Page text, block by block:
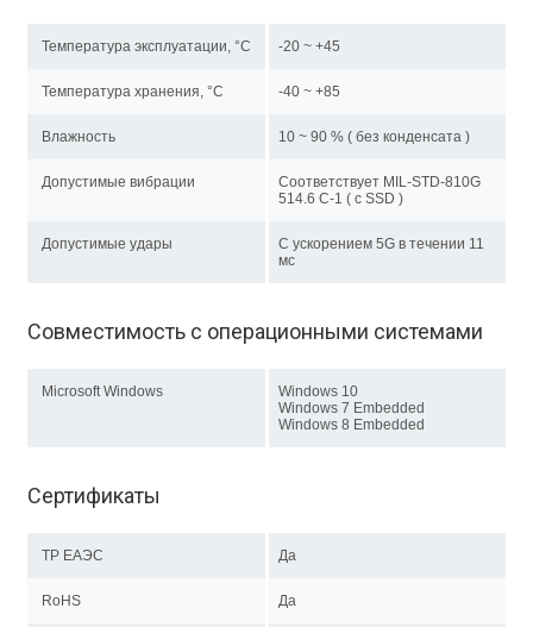
Температура эксплуатации, °C -20 ~ +45
Температура хранения, °C -40 ~ +85
Влажность 10 ~ 90 % ( без конденсата )
Допустимые вибрации
Соответствует MIL-STD-810G
514.6 C-1 ( с SSD )
Допустимые удары
С ускорением 5G в течении 11
мс
Совместимость с операционными системами
Microsoft Windows
Windows 10
Windows 7 Embedded
Windows 8 Embedded
Сертификаты
ТР EAЭC Да
RoHS Да